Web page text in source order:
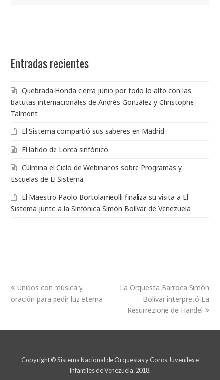
Entradas recientes
Quebrada Honda cierra junio por todo lo alto con las
batutas internacionales de Andrés González y Christophe
Talmont
El Sistema compartió sus saberes en Madrid
El latido de Lorca sinfónico
Culmina el Ciclo de Webinarios sobre Programas y
Escuelas de El Sistema
El Maestro Paolo Bortolameolli finaliza su visita a El
Sistema junto a la Sinfónica Simón Bolívar de Venezuela
Unidos con música y
oración para pedir luz eterna
La Orquesta Barroca Simón
Bolívar interpretó La
Resurrezione de Händel
Copyright © Sistema Nacional de Orquestas y Coros Juveniles e
Infantiles de Venezuela. 2018.